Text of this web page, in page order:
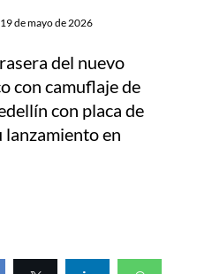
19 de mayo de 2026